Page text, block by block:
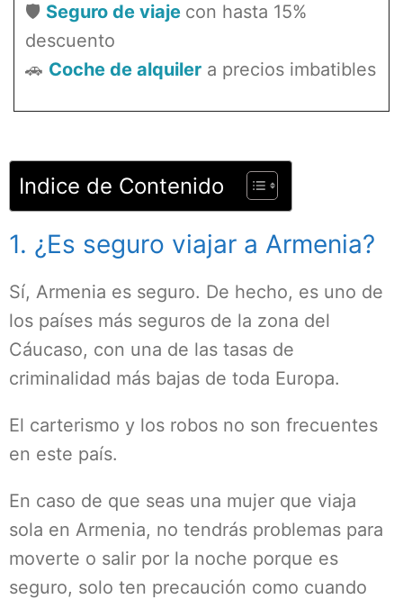
🛡️ Seguro de viaje con hasta 15%
descuento
🚗 Coche de alquiler a precios imbatibles
Indice de Contenido
1. ¿Es seguro viajar a Armenia?
Sí, Armenia es seguro. De hecho, es uno de
los países más seguros de la zona del
Cáucaso, con una de las tasas de
criminalidad más bajas de toda Europa.
El carterismo y los robos no son frecuentes
en este país.
En caso de que seas una mujer que viaja
sola en Armenia, no tendrás problemas para
moverte o salir por la noche porque es
seguro, solo ten precaución como cuando